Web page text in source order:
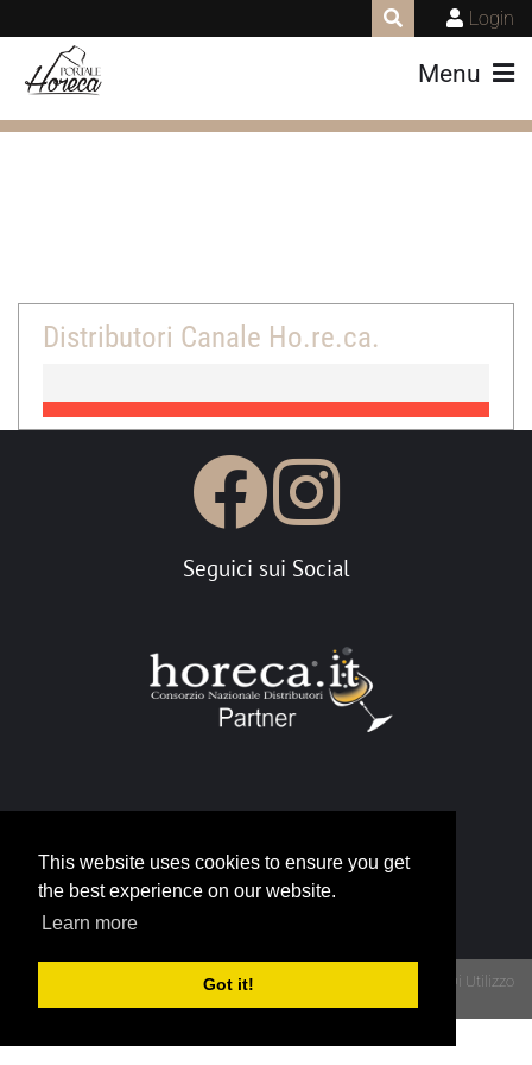
This website uses cookies to ensure you get
the best experience on our website.
Learn more
Got it!
Login
Menu
Distributori Canale Ho.re.ca.
Seguici sui Social
info@horeca.it
Termini Di Utilizzo